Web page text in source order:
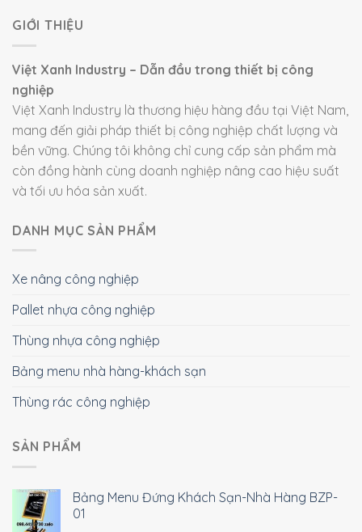
GIỚI THIỆU
Việt Xanh Industry – Dẫn đầu trong thiết bị công
nghiệp
Việt Xanh Industry là thương hiệu hàng đầu tại Việt Nam,
mang đến giải pháp thiết bị công nghiệp chất lượng và
bền vững. Chúng tôi không chỉ cung cấp sản phẩm mà
còn đồng hành cùng doanh nghiệp nâng cao hiệu suất
và tối ưu hóa sản xuất.
DANH MỤC SẢN PHẨM
Xe nâng công nghiệp
Pallet nhựa công nghiệp
Thùng nhựa công nghiệp
Bảng menu nhà hàng-khách sạn
Thùng rác công nghiệp
SẢN PHẨM
Bảng Menu Đứng Khách Sạn-Nhà Hàng BZP-
01